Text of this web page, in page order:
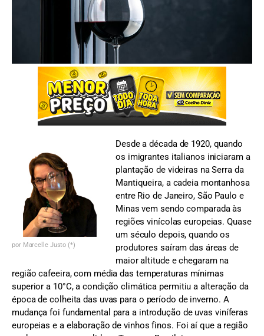
FOTO: Kamran Aydinov/Freepik
por Marcelle Justo (*)
Desde a década de 1920, quando
os imigrantes italianos iniciaram a
plantação de videiras na Serra da
Mantiqueira, a cadeia montanhosa
entre Rio de Janeiro, São Paulo e
Minas vem sendo comparada às
regiões vinícolas europeias. Quase
um século depois, quando os
produtores saíram das áreas de
maior altitude e chegaram na
região cafeeira, com média das temperaturas mínimas
superior a 10°C, a condição climática permitiu a alteração da
época de colheita das uvas para o período de inverno. A
mudança foi fundamental para a introdução de uvas viníferas
europeias e a elaboração de vinhos finos. Foi aí que a região